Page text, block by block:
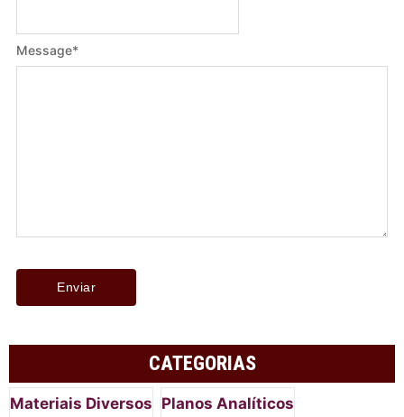
Message*
CATEGORIAS
Materiais Diversos Planos Analíticos